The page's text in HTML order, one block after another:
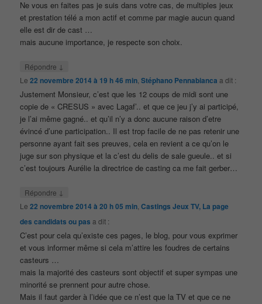
Ne vous en faites pas je suis dans votre cas, de multiples jeux
et prestation télé a mon actif et comme par magie aucun quand
elle est dir de cast …
mais aucune importance, je respecte son choix.
Répondre ↓
Le22 novembre 2014 à 19 h 46 min ,Stéphano Pennabianca a dit :
Justement Monsieur, c’est que les 12 coups de midi sont une
copie de « CRESUS » avec Lagaf’.. et que ce jeu j’y ai participé,
je l’ai même gagné.. et qu’il n’y a donc aucune raison d’etre
évincé d’une participation.. Il est trop facile de ne pas retenir une
personne ayant fait ses preuves, cela en revient a ce qu’on le
juge sur son physique et la c’est du delis de sale gueule.. et si
c’est toujours Aurélie la directrice de casting ca me fait gerber…
Répondre ↓
Le22 novembre 2014 à 20 h 05 min ,Castings Jeux TV, La page
des candidats ou pas a dit :
C’est pour cela qu’existe ces pages, le blog, pour vous exprimer
et vous informer même si cela m’attire les foudres de certains
casteurs …
mais la majorité des casteurs sont objectif et super sympas une
minorité se prennent pour autre chose.
Mais il faut garder à l’idée que ce n’est que la TV et que ce ne